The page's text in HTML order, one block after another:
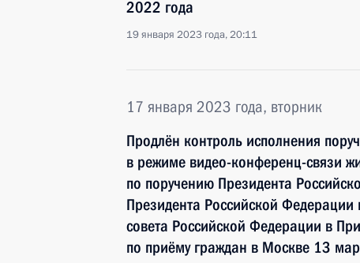
2022 года
19 января 2023 года, 20:11
17 января 2023 года, вторник
Продлён контроль исполнения
в режиме видео-конференц-связи
по поручению Президента
Президента Российской Федерации
совета Российской Федерации в
по приёму граждан в Москве 13